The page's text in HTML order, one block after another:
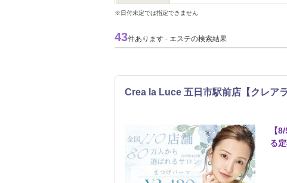
※日付未定では指定できません
43件あります - エステの検索結果
Crea la Luce 五日市駅前店【クレアラ
【
る